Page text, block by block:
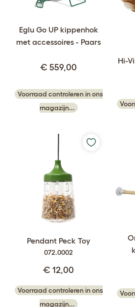
Eglu Go UP kippenhok
met accessoires - Paars
€ 559,00
Voorraad controleren in ons
magazijn...
Hi-
Pendant Peck Toy
072.0002
€ 12,00
Voorraad controleren in ons
magazijn...